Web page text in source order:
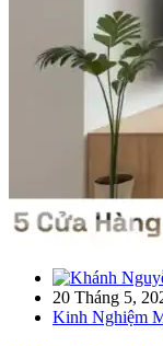
20 Tháng 5,
Kinh Nghiệm